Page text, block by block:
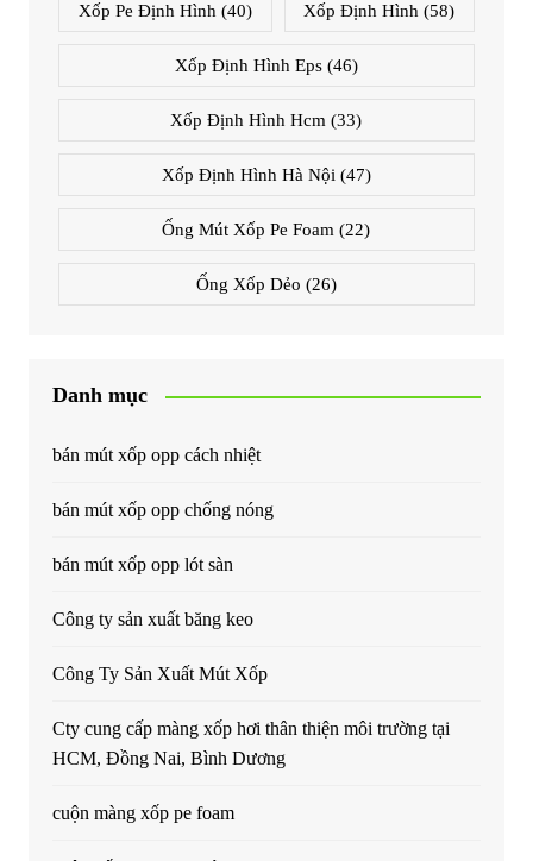
Xốp Pe Định Hình (40) Xốp Định Hình (58)
Xốp Định Hình Eps(46)
Xốp Định Hình Hcm (33)
Xốp Định Hình Hà Nội (47)
Ống Mút Xốp Pe Foam (22)
Ống Xốp Dẻo (26)
Danh mục
bán mút xốp opp cách nhiệt
bán mút xốp opp chống nóng
bán mút xốp opp lót sàn
Công ty sản xuất băng keo
Công Ty Sản Xuất Mút Xốp
Cty cung cấp màng xốp hơi thân thiện môi trường tại
HCM, Đồng Nai, Bình Dương
cuộn màng xốp pe foam